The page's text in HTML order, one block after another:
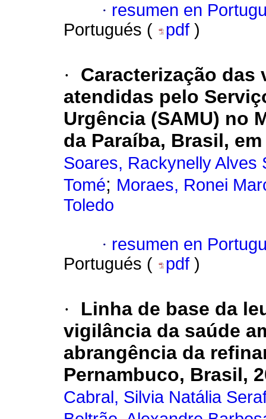
· resumen en
Portugués (
pdf )
·
Caracterização
atendidas pelo
Urgência (SAMU) no
da Paraíba, Brasil, em
Soares, Rackynelly Alves
Tomé; Moraes, Ronei
Toledo
· resumen en
Portugués (
pdf )
·
Linha de base da
vigilância da saúde
abrangência da
Pernambuco, Brasil,
Cabral, Silvia Natália